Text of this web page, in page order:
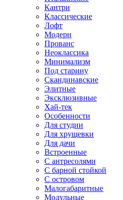
Кантри
Классические
Лофт
Модерн
Прованс
Неоклассика
Минимализм
Под старину
Скандинавские
Элитные
Эксклюзивные
Хай-тек
Особенности
Для студии
Для хрущевки
Для дачи
Встроенные
С антресолями
С барной стойкой
С островом
Малогабаритные
Модульные